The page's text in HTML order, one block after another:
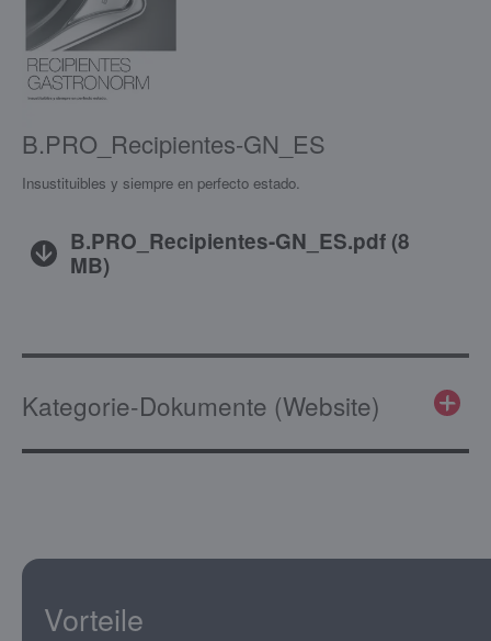
B.PRO_Recipientes-GN_ES
Insustituibles y siempre en perfecto estado.
B.PRO_Recipientes-GN_ES.pdf(8
MB)
Kategorie-Dokumente (Website)
Vorteile